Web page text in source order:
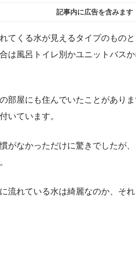
記事内に広告を含みます
てくる水が見えるタイプのもの
は風呂トイレ別かユニットバス
部屋にも住んでいたことがあり
いています。
がなかっただけに驚きでしたが
流れている水は綺麗なのか、そ